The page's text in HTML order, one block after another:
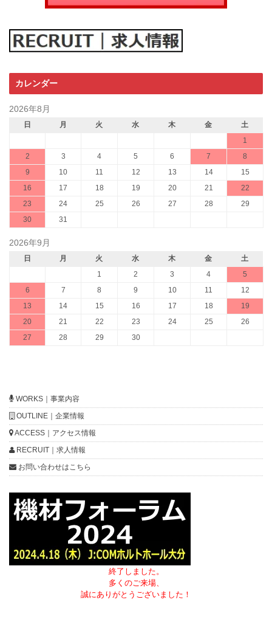
カレンダー
2026年8月
日 月 火 水 木 金
土
1
2
3 4 5 6 7
8
9
10 11 12 13 14
15
16
17 18 19 20 21
22
23
24 25 26 27 28
29
30
31
2026年9月
日 月 火 水 木 金
土
1
2 3 4
5
6
7 8 9 10 11
12
13
14 15 16 17 18
19
20
21 22 23 24 25
26
27
28 29 30
WORKS｜事業内容
OUTLINE｜企業情報
ACCESS｜アクセス情報
RECRUIT｜求人情報
お問い合わせはこちら
終了しました。
多くのご来場、
誠にありがとうございました！